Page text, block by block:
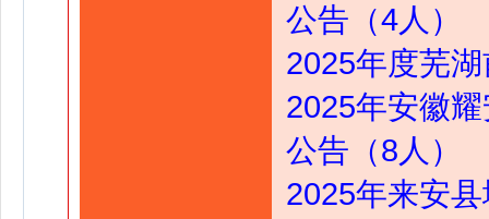
公告（4人）
2025年度芜
2025年安徽
公告（8人）
2025年来安